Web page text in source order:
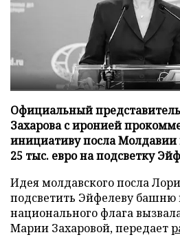
Официальный
Захарова с иронией
инициативу посла Молдавии
25 тыс. евро на подсветку
Идея молдавского посла
подсветить Эйфелеву башню
национального флага
Марии Захаровой, передает